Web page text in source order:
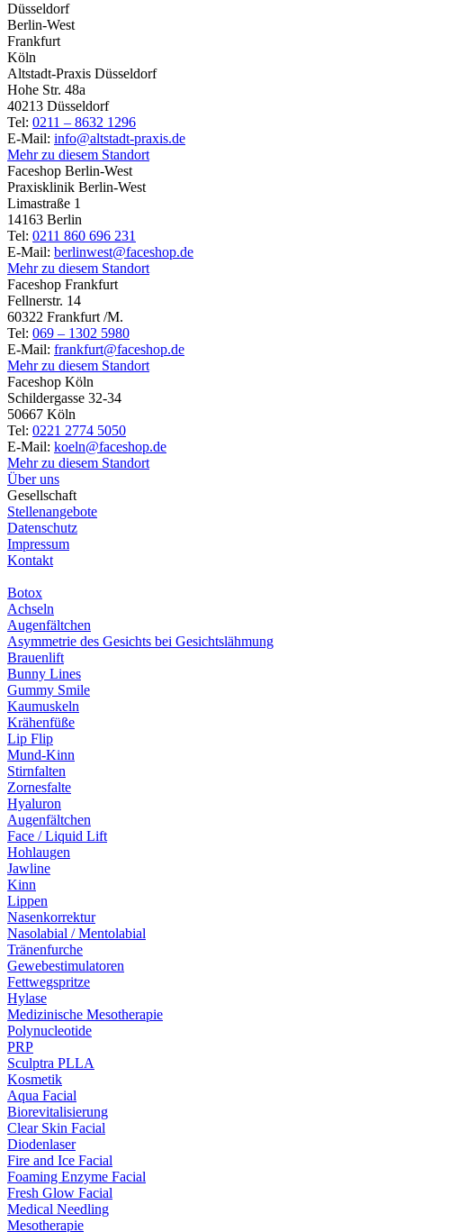
Düsseldorf
Berlin-West
Frankfurt
Köln
Altstadt-Praxis Düsseldorf
Hohe Str. 48a
40213 Düsseldorf
Tel: 0211 – 8632 1296
E-Mail: info@altstadt-praxis.de
Mehr zu diesem Standort
Faceshop Berlin-West
Praxisklinik Berlin-West
Limastraße 1
14163 Berlin
Tel: 0211 860 696 231
E-Mail: berlinwest@faceshop.de
Mehr zu diesem Standort
Faceshop Frankfurt
Fellnerstr. 14
60322 Frankfurt /M.
Tel: 069 – 1302 5980
E-Mail: frankfurt@faceshop.de
Mehr zu diesem Standort
Faceshop Köln
Schildergasse 32-34
50667 Köln
Tel: 0221 2774 5050
E-Mail: koeln@faceshop.de
Mehr zu diesem Standort
Über uns
Gesellschaft
Stellenangebote
Datenschutz
Impressum
Kontakt
Botox
Achseln
Augenfältchen
Asymmetrie des Gesichts bei Gesichtslähmung
Brauenlift
Bunny Lines
Gummy Smile
Kaumuskeln
Krähenfüße
Lip Flip
Mund-Kinn
Stirnfalten
Zornesfalte
Hyaluron
Augenfältchen
Face / Liquid Lift
Hohlaugen
Jawline
Kinn
Lippen
Nasenkorrektur
Nasolabial / Mentolabial
Tränenfurche
Gewebestimulatoren
Fettwegspritze
Hylase
Medizinische Mesotherapie
Polynucleotide
PRP
Sculptra PLLA
Kosmetik
Aqua Facial
Biorevitalisierung
Clear Skin Facial
Diodenlaser
Fire and Ice Facial
Foaming Enzyme Facial
Fresh Glow Facial
Medical Needling
Mesotherapie